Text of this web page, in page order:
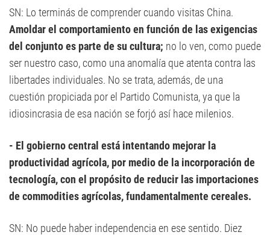
SN: Lo terminás de comprender cuando visitas China.
Amoldar el comportamiento en función de las exigencias
del conjunto es parte de su cultura; no lo ven, como puede
ser nuestro caso, como una anomalía que atenta contra las
libertades individuales. No se trata, además, de una
cuestión propiciada por el Partido Comunista, ya que la
idiosincrasia de esa nación se forjó así hace milenios.
- El gobierno central está intentando mejorar la
productividad agrícola, por medio de la incorporación de
tecnología, con el propósito de reducir las importaciones
de commodities agrícolas, fundamentalmente cereales.
SN: No puede haber independencia en ese sentido. Diez